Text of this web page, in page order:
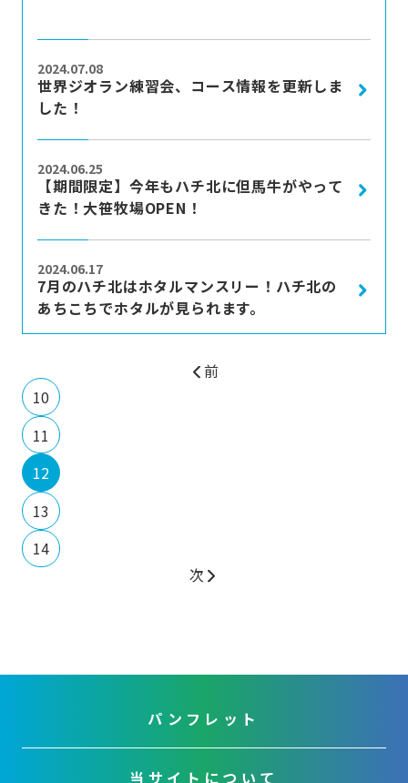
世界ジオラン練習会、コース情報を更新しま
した！
2024.07.08
more
【期間限定】今年もハチ北に但馬牛がやって
きた！大笹牧場OPEN！
2024.06.25
more
7月のハチ北はホタルマンスリー！ハチ北の
あちこちでホタルが見られます。
2024.06.17
more
前
10
11
12
13
14
次
パンフレット
当サイトについて